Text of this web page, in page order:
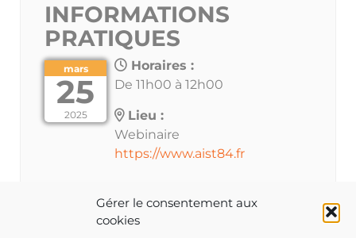
Gérer le consentement aux
cookies
INFORMATIONS
PRATIQUES
mars
25
2025
Horaires :
De 11h00 à 12h00
Lieu :
Webinaire
https://www.aist84.fr
Les inscriptions à cet évènement sont clôturées.